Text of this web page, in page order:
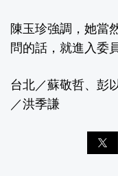
陳玉珍強調，她當
問的話，就進入委
台北／蘇敬哲、彭
／洪季謙